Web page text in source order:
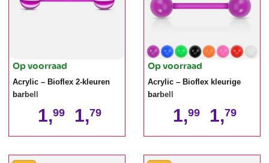
Op voorraad
Acrylic – Bioflex 2-kleuren
barbell
1,99 1,79
Op voorraad
Acrylic – Bioflex kleurige
barbell
1,99 1,79